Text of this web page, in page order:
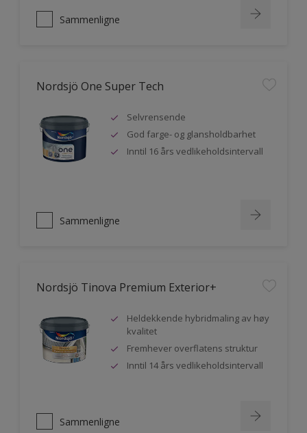
Sammenligne
Nordsjö One Super Tech
Selvrensende
God farge- og glansholdbarhet
Inntil 16 års vedlikeholdsintervall
Sammenligne
Nordsjö Tinova Premium Exterior+
Heldekkende hybridmaling av høy
kvalitet
Fremhever overflatens struktur
Inntil 14 års vedlikeholdsintervall
Sammenligne